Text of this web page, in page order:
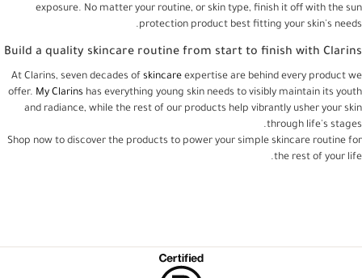
exposure. No matter your routine, or skin type, finish it off with the sun
protection product best fitting your skin's needs.
Build a quality skincare routine from start to finish with Clarins
At Clarins, seven decades of skincare expertise are behind every product we
offer. My Clarins has everything young skin needs to visibly maintain its youth
and radiance, while the rest of our products help vibrantly usher your skin
through life's stages.
Shop now to discover the products to power your simple skincare routine for
the rest of your life.